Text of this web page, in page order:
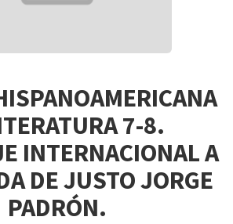
7-8.
INTERNACIONAL A
DE JUSTO JORGE
PADRÓN.